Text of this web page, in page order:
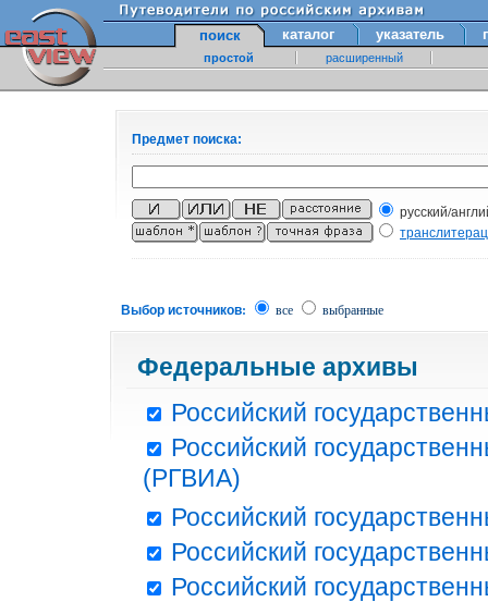
поиск каталог указатель
простой расширенный
Предмет поиска:
русский/
Выбор источников: все выбранные
Федеральные архивы
Российский
Российский
(РГВИА)
Российский
Российский
Российский